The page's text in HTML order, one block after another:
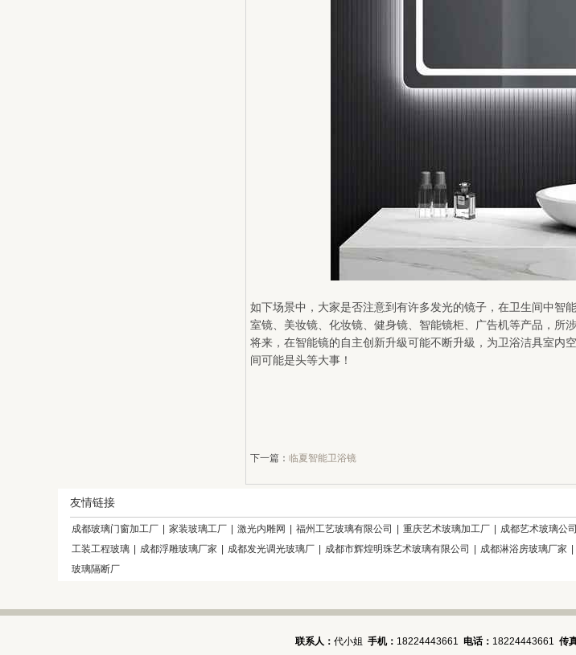
如下场景中，大家是否注意到有许多发光的镜子，在卫生间中智
室镜、美妆镜、化妆镜、健身镜、智能镜柜、广告机等产品，所
将来，在智能镜的自主创新升級可能不断升級，为卫浴洁具室内
间可能是头等大事！
下一篇： 临夏智能卫浴镜
友情链接
成都玻璃门窗加工厂 家装玻璃工厂 激光内雕网 福州工艺玻璃有限公司 重庆艺术玻璃加工厂 成都艺术玻璃公司
工装工程玻璃
成都浮雕玻璃厂家 成都发光调光玻璃厂 成都市辉煌明珠艺术玻璃有限公司 成都淋浴房玻璃厂家
玻璃隔断厂
联系人： 代小姐 手机： 18224443661 电话： 18224443661 传